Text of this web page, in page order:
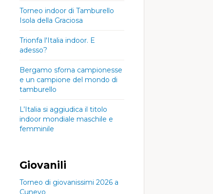
Torneo indoor di Tamburello
Isola della Graciosa
Trionfa l'Italia indoor. E
adesso?
Bergamo sforna campionesse
e un campione del mondo di
tamburello
L’Italia si aggiudica il titolo
indoor mondiale maschile e
femminile
Giovanili
Torneo di giovanissimi 2026 a
Cunevo